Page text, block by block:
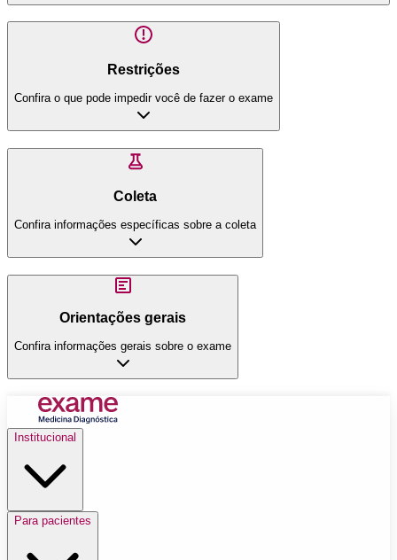
Restrições
Confira o que pode impedir você de fazer o exame
Coleta
Confira informações específicas sobre a coleta
Orientações gerais
Confira informações gerais sobre o exame
Institucional
Para pacientes